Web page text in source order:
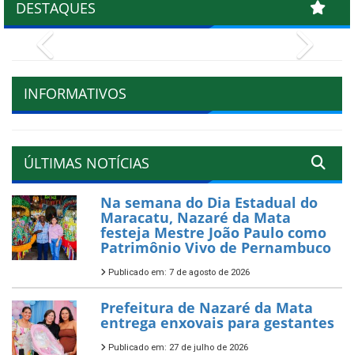
DESTAQUES
INFORMATIVOS
ÚLTIMAS NOTÍCIAS
Na semana do Dia Estadual do
Maracatu, Nazaré da Mata
festeja Mestre João Paulo como
Patrimônio Vivo de Pernambuco
Publicado em: 7 de agosto de 2026
Prefeitura de Nazaré da Mata
entrega enxovais para gestantes
Publicado em: 27 de julho de 2026